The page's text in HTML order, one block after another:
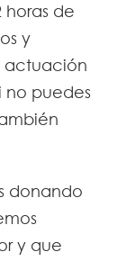
horas de
y
actuación
no puedes
donando
y que